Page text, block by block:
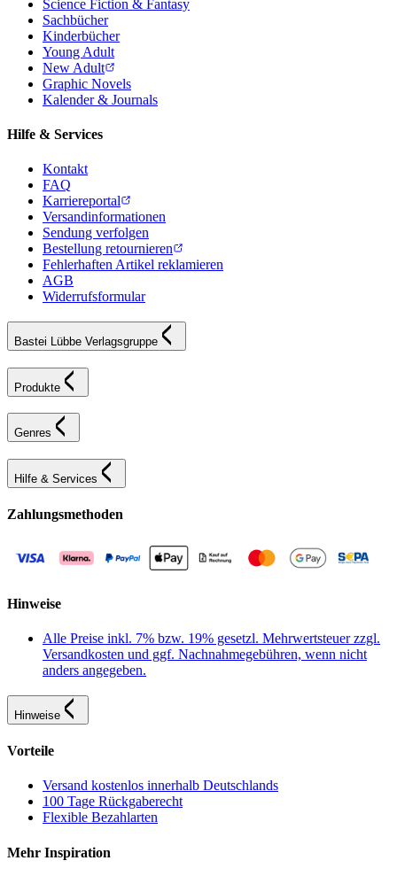
Science Fiction & Fantasy
Sachbücher
Kinderbücher
Young Adult
New Adult
Graphic Novels
Kalender & Journals
Hilfe & Services
Kontakt
FAQ
Karriereportal
Versandinformationen
Sendung verfolgen
Bestellung retournieren
Fehlerhaften Artikel reklamieren
AGB
Widerrufsformular
Bastei Lübbe Verlagsgruppe
Produkte
Genres
Hilfe & Services
Zahlungsmethoden
Hinweise
Alle Preise inkl. 7% bzw. 19% gesetzl. Mehrwertsteuer zzgl.
Versandkosten und ggf. Nachnahmegebühren, wenn nicht
anders angegeben.
Hinweise
Vorteile
Versand kostenlos innerhalb Deutschlands
100 Tage Rückgaberecht
Flexible Bezahlarten
Mehr Inspiration